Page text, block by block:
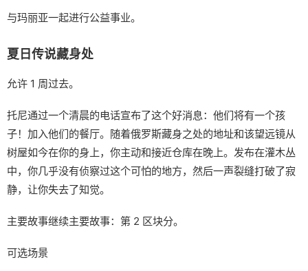
与玛丽亚一起进行公益事业。
夏日传说藏身处
允许 1 周过去。
托尼通过一个清晨的电话宣布了这个好消息：他们将有一个孩
子！加入他们的餐厅。随着俄罗斯藏身之处的地址和该望远镜从
树屋如今在你的身上，你主动和接近仓库在晚上。发布在灌木丛
中，你几乎没有侦察过这个可怕的地方，然后一声裂缝打破了寂
静，让你失去了知觉。
主要故事继续主要故事：第 2 区块分。
可选场景